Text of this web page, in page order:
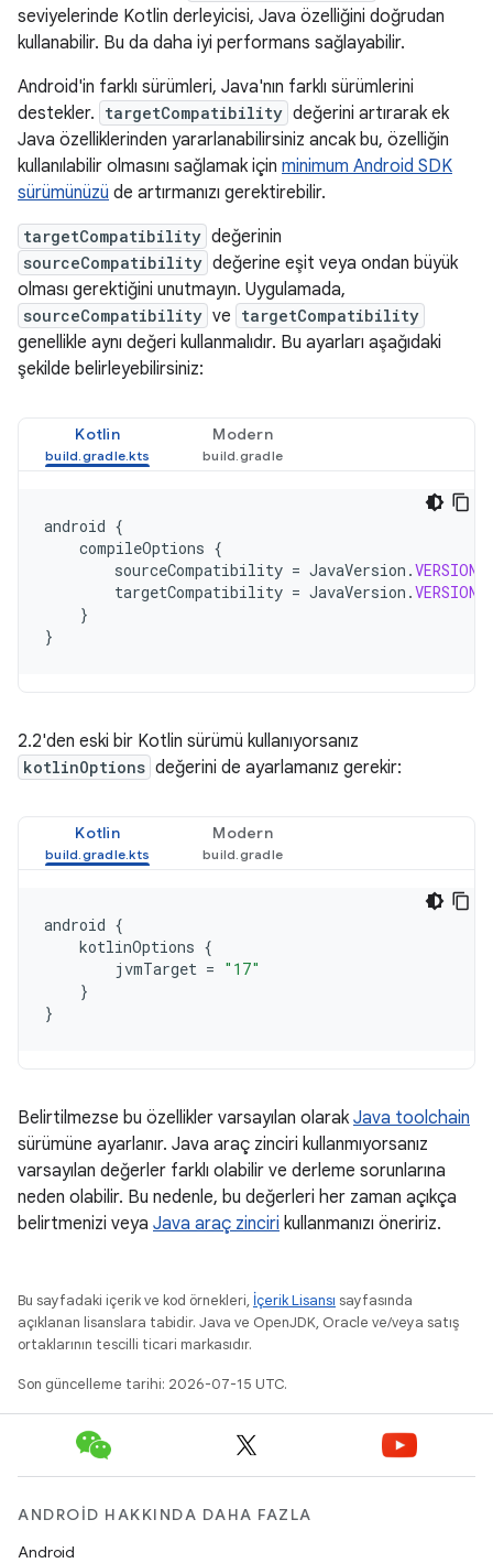
seviyelerinde Kotlin derleyicisi, Java özelliğini doğrudan
kullanabilir. Bu da daha iyi performans sağlayabilir.
Android'in farklı sürümleri, Java'nın farklı sürümlerini
destekler. targetCompatibility değerini artırarak ek
Java özelliklerinden yararlanabilirsiniz ancak bu, özelliğin
kullanılabilir olmasını sağlamak için minimum Android SDK
sürümünüzü de artırmanızı gerektirebilir.
targetCompatibility değerinin
sourceCompatibility değerine eşit veya ondan büyük
olması gerektiğini unutmayın. Uygulamada,
sourceCompatibility ve targetCompatibility
genellikle aynı değeri kullanmalıdır. Bu ayarları aşağıdaki
şekilde belirleyebilirsiniz:
Kotlin Modern
android {
compileOptions {
sourceCompatibility = JavaVersion .
targetCompatibility = JavaVersion .
}
}
2.2'den eski bir Kotlin sürümü kullanıyorsanız
kotlinOptions değerini de ayarlamanız gerekir:
Kotlin Modern
android {
kotlinOptions {
jvmTarget = "17"
}
}
Belirtilmezse bu özellikler varsayılan olarak Java toolchain
sürümüne ayarlanır. Java araç zinciri kullanmıyorsanız
varsayılan değerler farklı olabilir ve derleme sorunlarına
neden olabilir. Bu nedenle, bu değerleri her zaman açıkça
belirtmenizi veya Java araç zinciri kullanmanızı öneririz.
Bu sayfadaki içerik ve kod örnekleri, İçerik Lisansı sayfasında
açıklanan lisanslara tabidir. Java ve OpenJDK, Oracle ve/veya satış
ortaklarının tescilli ticari markasıdır.
Son güncelleme tarihi: 2026-07-15 UTC.
ANDROID HAKKINDA DAHA FAZLA
Android